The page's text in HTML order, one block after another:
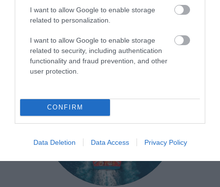
I want to allow Google to enable storage
related to personalization.
I want to allow Google to enable storage
related to security, including authentication
functionality and fraud prevention, and other
user protection.
CONFIRM
Data Deletion Data Access Privacy Policy
Κρίση στη Μέση Ανατολή: Ποιος παραμένει
ο μεγάλος «πονοκέφαλος» της ελληνικής
ναυτιλίας